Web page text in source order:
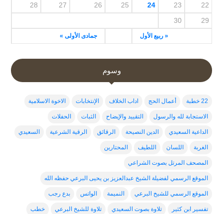
« ربيع الأول جمادى الأولى »
22
23
24
25
26
27
28
29
30
وسوم
22 خطبة أعمال الحج اداب الخلاف الإنتخابات الاخوة الاسلامية
الاستجابة لله والرسول التقييد والإيضاح الثبات الحفلات
الداعية السعيدي الدين النصيحة الرقائق الرقية الشرعية السعيدي
الغربة اللسان اللطيف المحتارين
المصحف المرتل بصوت الشراعي
الموقع الرسمي لفضيلة الشيخ عبدالعزيز بن يحيى البرعي حفظه الله
الموقع الرسمي للشيخ البرعي النميمة الواتس بدع رجب
تفسير ابن كثير تلاوة بصوت السعيدي تلاوة للشيخ البرعي خطب